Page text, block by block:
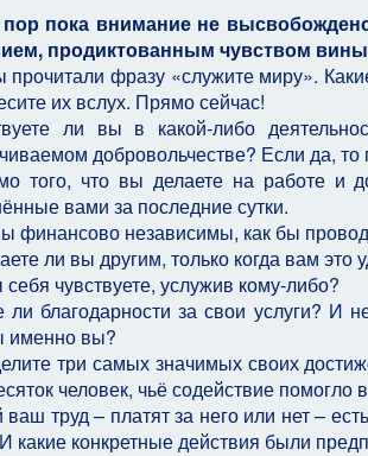
пока внимание не
продиктованным чувством
прочитали фразу «служите миру».
их вслух. Прямо сейчас!
ли вы в какой-либо
добровольчестве? Если да,
того, что вы делаете на работе и
вами за последние сутки.
финансово независимы, как бы
ли вы другим, только когда вам это
себя чувствуете, услужив кому-либо?
ли благодарности за свои услуги? И
именно вы?
три самых значимых своих
человек, чьё содействие помогло
ваш труд – платят за него или нет –
какие конкретные действия были